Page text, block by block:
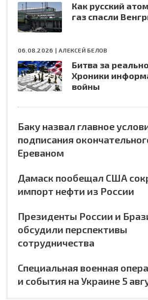
Как русский
газ спасли
06.08.2026 |АЛЕКСЕЙ БЕЛОВ
Битва за
Хроники
войны
Баку назвал главное
подписания
Ереваном
Дамаск пообещал США
импорт нефти из России
Президенты России и
обсудили перспективы
сотрудничества
Специальная военная
и события на Украине 5